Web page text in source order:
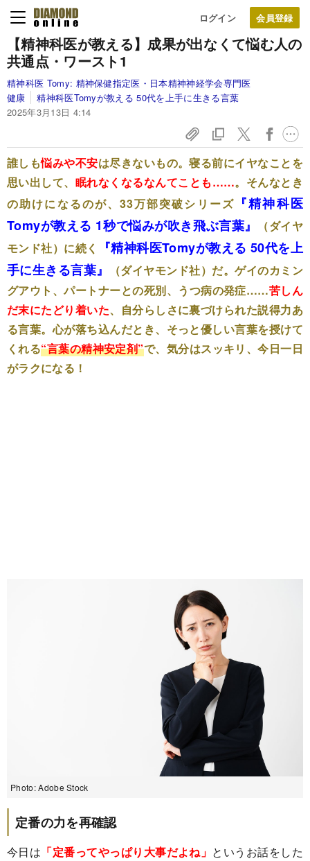
ログイン
【精神科医が教える】成果が出なくて悩む人の
共通点・ワースト1
精神科医 Tomy: 精神保健指定医・日本精神神経学会専門医
健康
精神科医Tomyが教える 50代を上手に生きる言葉
2025年3月13日 4:14
誰しも悩みや不安は尽きないもの。寝る前にイヤなことを
思い出して、 眠れなくなるなんてことも……。そんなとき
の助けになるのが、33万部突破シリーズ 『精神科医
Tomyが教える 1秒で悩みが吹き飛ぶ言葉』
（ダイヤ
モンド社）に続く
『精神科医Tomyが教える 50代を上
手に生きる言葉』
（ダイヤモンド社）だ。ゲイのカミン
グアウト、パートナーとの死別、うつ病の発症……苦しん
だ末にたどり着いた、自分らしさに裏づけられた説得力あ
る言葉。心が落ち込んだとき、そっと優しい言葉を授けて
くれる“言葉の精神安定剤”で、気分はスッキリ、今日一日
がラクになる！
Photo: Adobe Stock
定番の力を再確認
今日は 「定番ってやっぱり大事だよね」 というお話をした